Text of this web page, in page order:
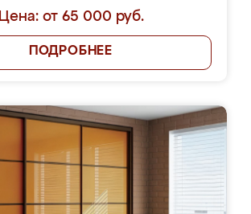
Цена: от 65 000 руб.
ПОДРОБНЕЕ